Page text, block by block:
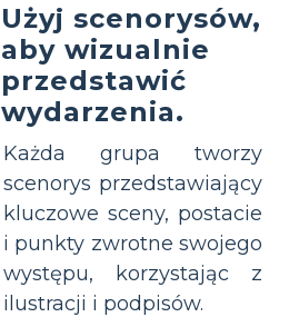
Użyj scenorysów,
aby wizualnie
przedstawić
wydarzenia.
Każda grupa tworzy
scenorys przedstawiający
kluczowe sceny, postacie
i punkty zwrotne swojego
występu, korzystając z
ilustracji i podpisów.